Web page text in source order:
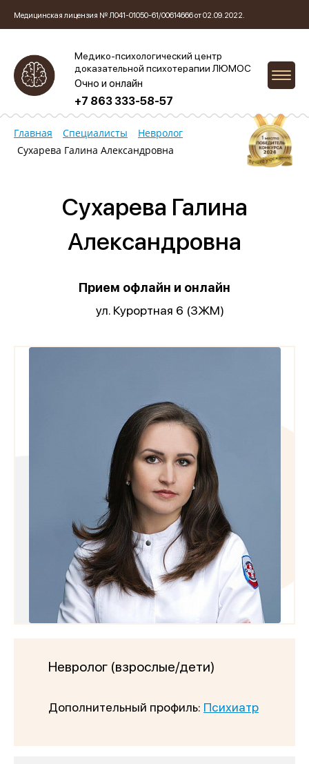
Медицинская лицензия № Л041-01050-61/00614666 от 02.09.2022.
Медико-психологический центр
доказательной психотерапии ЛЮМОС
Очно и онлайн
+7 863 333-58-57
Главная Специалисты
Невролог
Сухарева Галина Александровна
Сухарева Галина
Александровна
Прием офлайн и онлайн
ул. Курортная 6 (ЗЖМ)
Невролог (взрослые/дети)
Дополнительный профиль: Психиатр